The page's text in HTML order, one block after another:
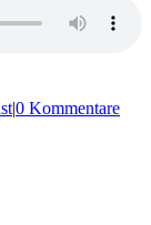
|0 Kommentare